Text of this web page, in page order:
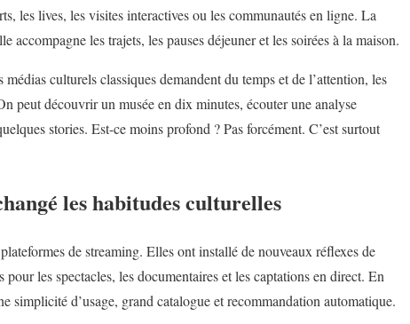
les lives, les visites interactives ou les communautés en ligne. La
les trajets, les pauses déjeuner et les soirées à la maison.
culturels classiques demandent du temps et de l’attention, les
peut découvrir un musée en dix minutes, écouter une analyse
stories. Est-ce moins profond ? Pas forcément. C’est surtout
les habitudes culturelles
de streaming. Elles ont installé de nouveaux réflexes de
les spectacles, les documentaires et les captations en direct. En
simplicité d’usage, grand catalogue et recommandation automatique.